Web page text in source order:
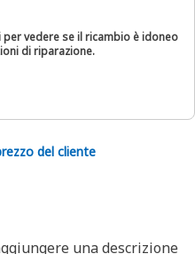
vedere se il ricambio è idoneo
di riparazione.
del cliente
una descrizione